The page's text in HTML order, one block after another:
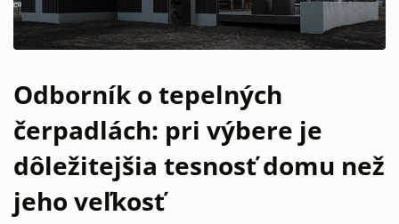
Odborník o tepelných
čerpadlách: pri výbere je
dôležitejšia tesnosť domu než
jeho veľkosť